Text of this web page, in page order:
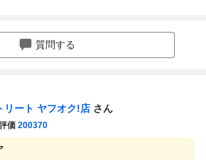
R FORCE Ⅰ エア
フォースⅠ
質問する
リート ヤフオク!店 さん
価 200370